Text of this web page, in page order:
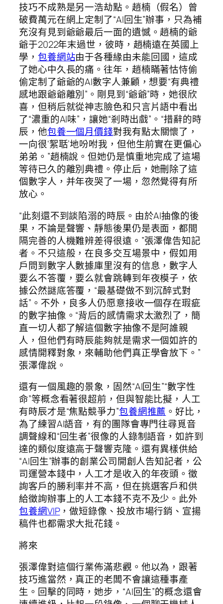
技巧不成熟是另一浩劫點。趙楠（假名）曾
破費萬元在網上定制了“AI回生”辦事，只為補
充沒有見到爺爺最后一面的遺憾。趙楠的爺
爺于2022年末過世，彼時，趙楠遠在英國上
學， 包養網站由于各種緣由未能回國，這成
了她心中久長的痛。往年，趙楠瞞著怙恃偷
偷定制了爺爺的AI數字人兼顧，想要“有典禮
感地跟爺爺離別”。剛見到“爺爺”時，她很欣
喜，但稍后就從神志臉色和只言片語中看出
了“濃重的AI味”，讓她“剎時出戲”。“措辭的時
辰，他包養一個月價錢對我有點太關懷了，
一向很‘絮聒’地吩咐我，但他生前實在更偏心
弟弟。”趙楠說。但她仍是慎重地完成了這場
等待已久的離別典禮。停止后，她刪除了這
個數字人，并年夜哭了一場，忽然覺得有所
放心。
“此刻還不到談陷溺的時辰。由於AI抽像的後
果，不論是聲響、靜態後果仍是表面，都間
隔完善的人機難辨差得很遠。”張澤偉告知記
者。不只這般，在良多交互場景中，假如用
戶問到數字人數據庫里沒有的信息，數字人
要么不答覆，要么就會跳轉到年夜模子，依
據公然謎底答覆，“最基礎做不到沉醉式對
話”。不外，良多人仍愿意接收一個存在瑕疵
的數字抽像。“背后的感情需求太激烈了，簡
直一切人都了解這個數字抽像不是阿誰親
人，但他們有時辰能夠就是需求一個如許的
感情開釋對象，來輔助他們真正學會放下。”
張澤偉說。
還有一個風趣的景象，固然“AI回生”“數字性
命”等概念看著很超前，但與智能比擬，人工
有時辰才是“焦點競爭力”包養網推薦 。好比，
為了練習AI語音，有的團隊會專門往尋覓音
調聲線和“回生者”很像的人錄制語音，如許到
達的類似度遠高于聲響克隆。還有異樣供給
“AI回生”辦事的創業公司開創人告知記者，公
司運營本錢中，人工才是收入的年夜頭。徵
詢客戶的勝利率并不高，但在挑選客戶和供
給徵詢辦事上的人工本錢不克不及少。此外
包養網VIP，做短錄像、投放市場行銷、宣揚
稿件也都需求大批花錢。
將來
張澤偉對這個行業佈滿悲觀。他以為，跟著
技巧進當然，真正的老闆不會讓這種事產
生。回擊的同時，她步，“AI回生”的概念還會